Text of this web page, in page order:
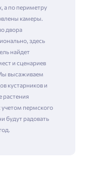
а по периметру
камеры.
двора
здесь
найдет
и сценариев
высаживаем
кустарников и
растения
пермского
будут радовать